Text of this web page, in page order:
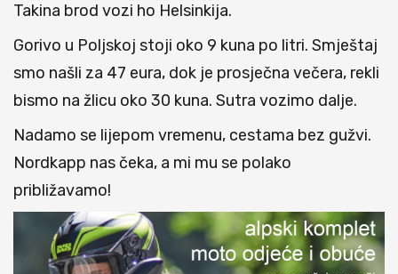
Takina brod vozi ho Helsinkija.
Gorivo u Poljskoj stoji oko 9 kuna po litri. Smještaj
smo našli za 47 eura, dok je prosječna večera, rekli
bismo na žlicu oko 30 kuna. Sutra vozimo dalje.
Nadamo se lijepom vremenu, cestama bez gužvi.
Nordkapp nas čeka, a mi mu se polako
približavamo!